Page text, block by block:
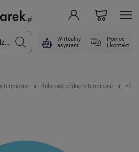
Wirtualny
asystent
Pomoc
i kontakt
termiczne Kolorowe etykiety termiczne